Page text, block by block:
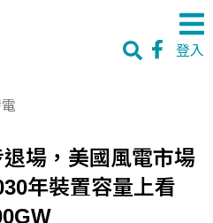
登入
場，美國風電市場
年裝置容量上看